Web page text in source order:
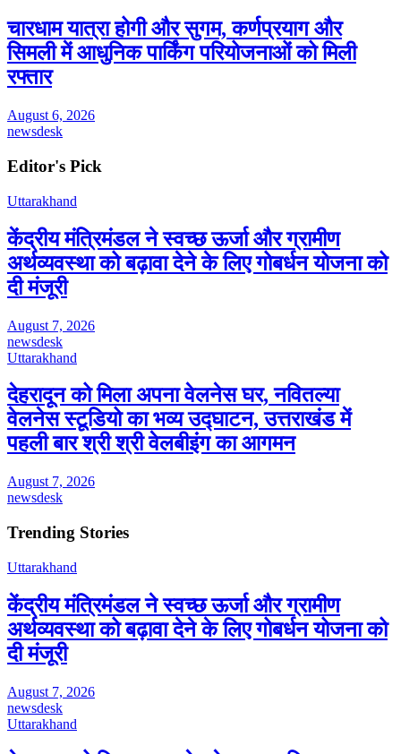
चारधाम यात्रा होगी और सुगम, कर्णप्रयाग और
सिमली में आधुनिक पार्किंग परियोजनाओं को मिली
रफ्तार
August 6, 2026
newsdesk
Editor's Pick
Uttarakhand
केंद्रीय मंत्रिमंडल ने स्वच्छ ऊर्जा और ग्रामीण
अर्थव्यवस्था को बढ़ावा देने के लिए गोबर्धन योजना को
दी मंजूरी
August 7, 2026
newsdesk
Uttarakhand
देहरादून को मिला अपना वेलनेस घर, नवितल्या
वेलनेस स्टूडियो का भव्य उद्घाटन, उत्तराखंड में
पहली बार श्री श्री वेलबीइंग का आगमन
August 7, 2026
newsdesk
Trending Stories
Uttarakhand
केंद्रीय मंत्रिमंडल ने स्वच्छ ऊर्जा और ग्रामीण
अर्थव्यवस्था को बढ़ावा देने के लिए गोबर्धन योजना को
दी मंजूरी
August 7, 2026
newsdesk
Uttarakhand